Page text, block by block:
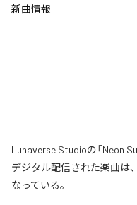
新曲情報
Lunaverse Studioの「Neon
デジタル配信された楽曲は、
なっている。